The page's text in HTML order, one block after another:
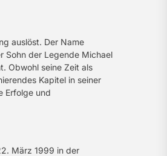
auslöst. Der Name
Sohn der Legende Michael
Obwohl seine Zeit als
Kapitel in seiner
Erfolge und
März 1999 in der